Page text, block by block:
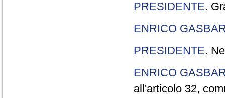
PRESIDENTE.
ENRICO
PRESIDENTE.
ENRICO
all'articolo 32,